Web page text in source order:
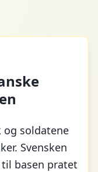
og soldatene
Svensken
basen pratet